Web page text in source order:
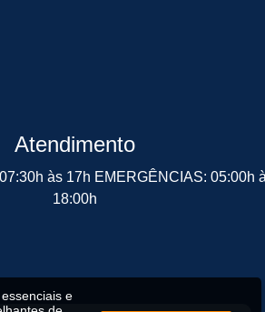
Atendimento
às 17h EMERGÊNCIAS: 05:00h
18:00h
e